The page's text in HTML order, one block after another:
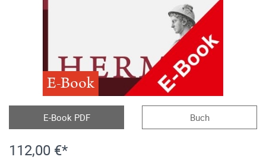
E-Book
E-Book PDF Buch
112,00 €*